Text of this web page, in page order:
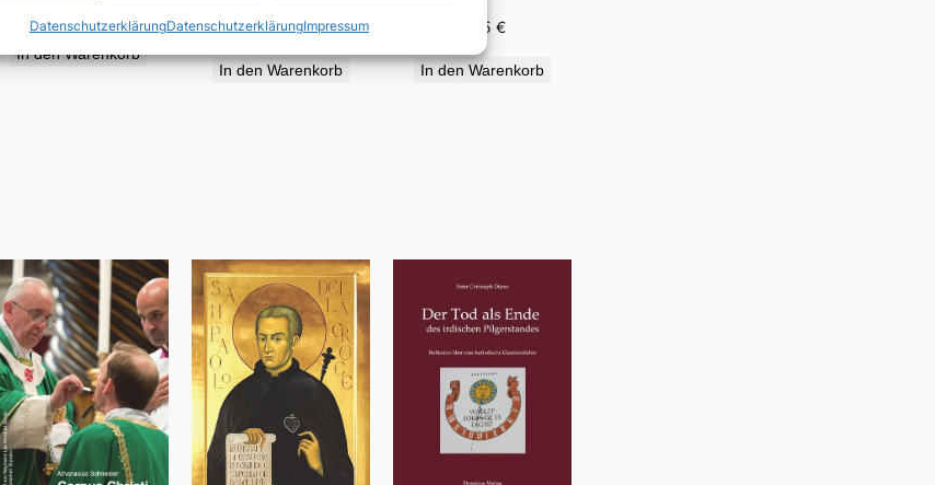
DatenschutzerklärungDatenschutzerklärungImpressum
In den Warenkorb
19,95€
In den Warenkorb
4,95€
In den Warenkorb